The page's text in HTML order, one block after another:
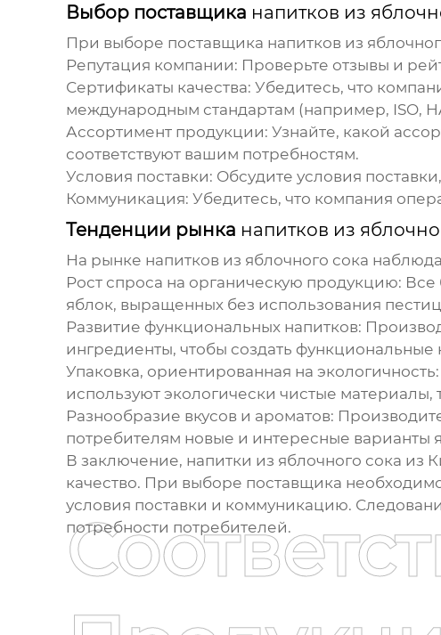
Выбор поставщика напитков из
При выборе поставщика напитков из
Репутация компании: Проверьте отзывы и
Сертификаты качества: Убедитесь, что
международным стандартам (например, ISO,
Ассортимент продукции: Узнайте, какой
соответствуют вашим потребностям.
Условия поставки: Обсудите условия
Коммуникация: Убедитесь, что компания
Тенденции рынка напитков из
На рынке напитков из яблочного сока
Рост спроса на органическую продукцию: Все
яблок, выращенных без использования
Развитие функциональных напитков:
ингредиенты, чтобы создать
Упаковка, ориентированная на экологичность:
используют экологически чистые
Разнообразие вкусов и ароматов:
потребителям новые и интересные варианты
В заключение, напитки из яблочного сока из
качество. При выборе поставщика
условия поставки и коммуникацию.
потребности потребителей.